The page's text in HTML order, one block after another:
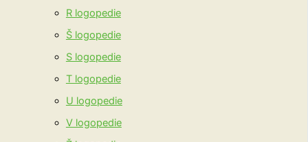
R logopedie
Š logopedie
S logopedie
T logopedie
U logopedie
V logopedie